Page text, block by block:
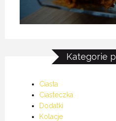
Kategorie
Ciasta
Ciasteczka
Dodatki
Kolacje